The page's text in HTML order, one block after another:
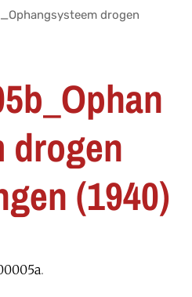
drogen
drogen
(1940)
.